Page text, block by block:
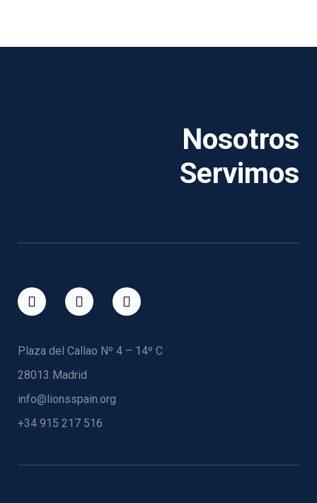
Nosotros
Servimos
Plaza del Callao Nº 4 – 14º C
28013 Madrid
info@lionsspain.org
+34 915 217 516